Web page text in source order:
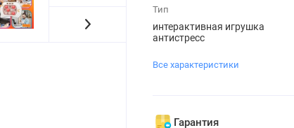
Тип
интерактивная игрушка
антистресс
Все характеристики
Гарантия